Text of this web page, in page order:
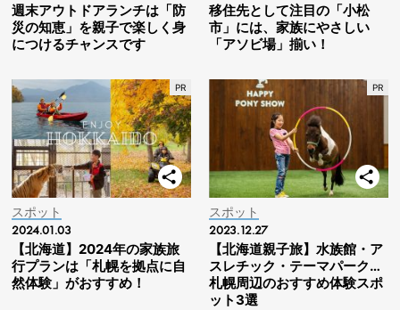
週末アウトドアランチは「防
災の知恵」を親子で楽しく身
につけるチャンスです
移住先として注目の「小松
市」には、家族にやさしい
「アソビ場」揃い！
スポット
2024.01.03
【北海道】2024年の家族旅
行プランは「札幌を拠点に自
然体験」がおすすめ！
スポット
2023.12.27
【北海道親子旅】水族館・ア
スレチック・テーマパーク…
札幌周辺のおすすめ体験スポ
ット3選